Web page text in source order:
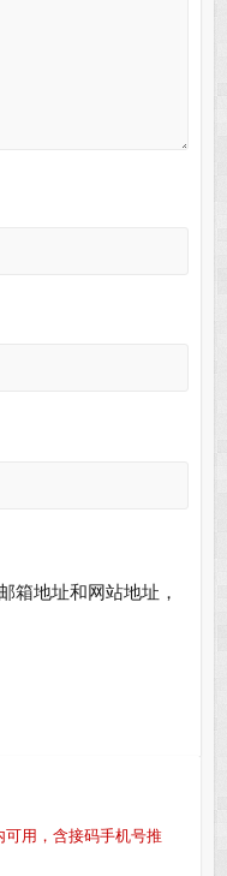
箱地址和网站地址，
可用，含接码手机号推